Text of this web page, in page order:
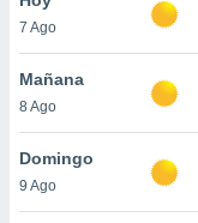
y
en
más
7 Ago
Mañana
8 Ago
Domingo
9 Ago